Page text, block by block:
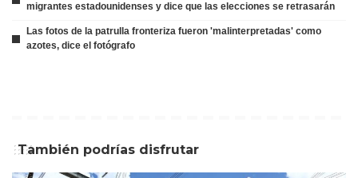
migrantes estadounidenses y dice que las elecciones se retrasarán
Las fotos de la patrulla fronteriza fueron 'malinterpretadas' como
azotes, dice el fotógrafo
También podrías disfrutar